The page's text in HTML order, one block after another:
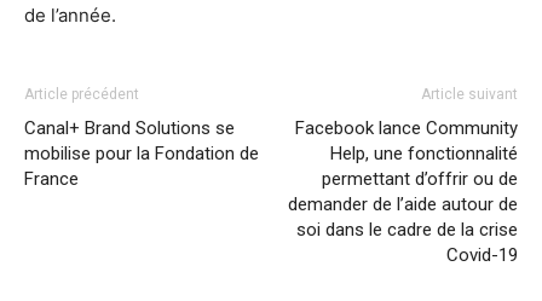
de l’année.
Article précédent
Canal+ Brand Solutions se
mobilise pour la Fondation de
France
Article suivant
Facebook lance Community
Help, une fonctionnalité
permettant d’offrir ou de
demander de l’aide autour de
soi dans le cadre de la crise
Covid-19